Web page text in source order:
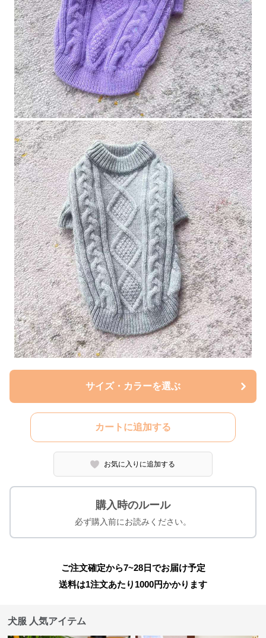
サイズ・カラーを選ぶ
カートに追加する
お気に入りに追加する
購入時のルール
必ず購入前にお読みください。
ご注文確定から7~28日でお届け予定
送料は1注文あたり 1000円かかります
犬服 人気アイテム